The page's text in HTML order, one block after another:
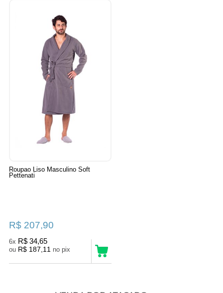
Roupao Liso Masculino Soft
Pettenati
R$ 207,90
6x R$ 34,65
ou R$ 187,11 no pix